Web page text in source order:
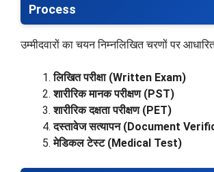
Process
उम्मीदवारों का चयन निम्नलिखित चरणों पर आधारित
लिखित परीक्षा (Written Exam)
शारीरिक मानक परीक्षण (PST)
शारीरिक दक्षता परीक्षण (PET)
दस्तावेज सत्यापन (Document
मेडिकल टेस्ट (Medical Test)